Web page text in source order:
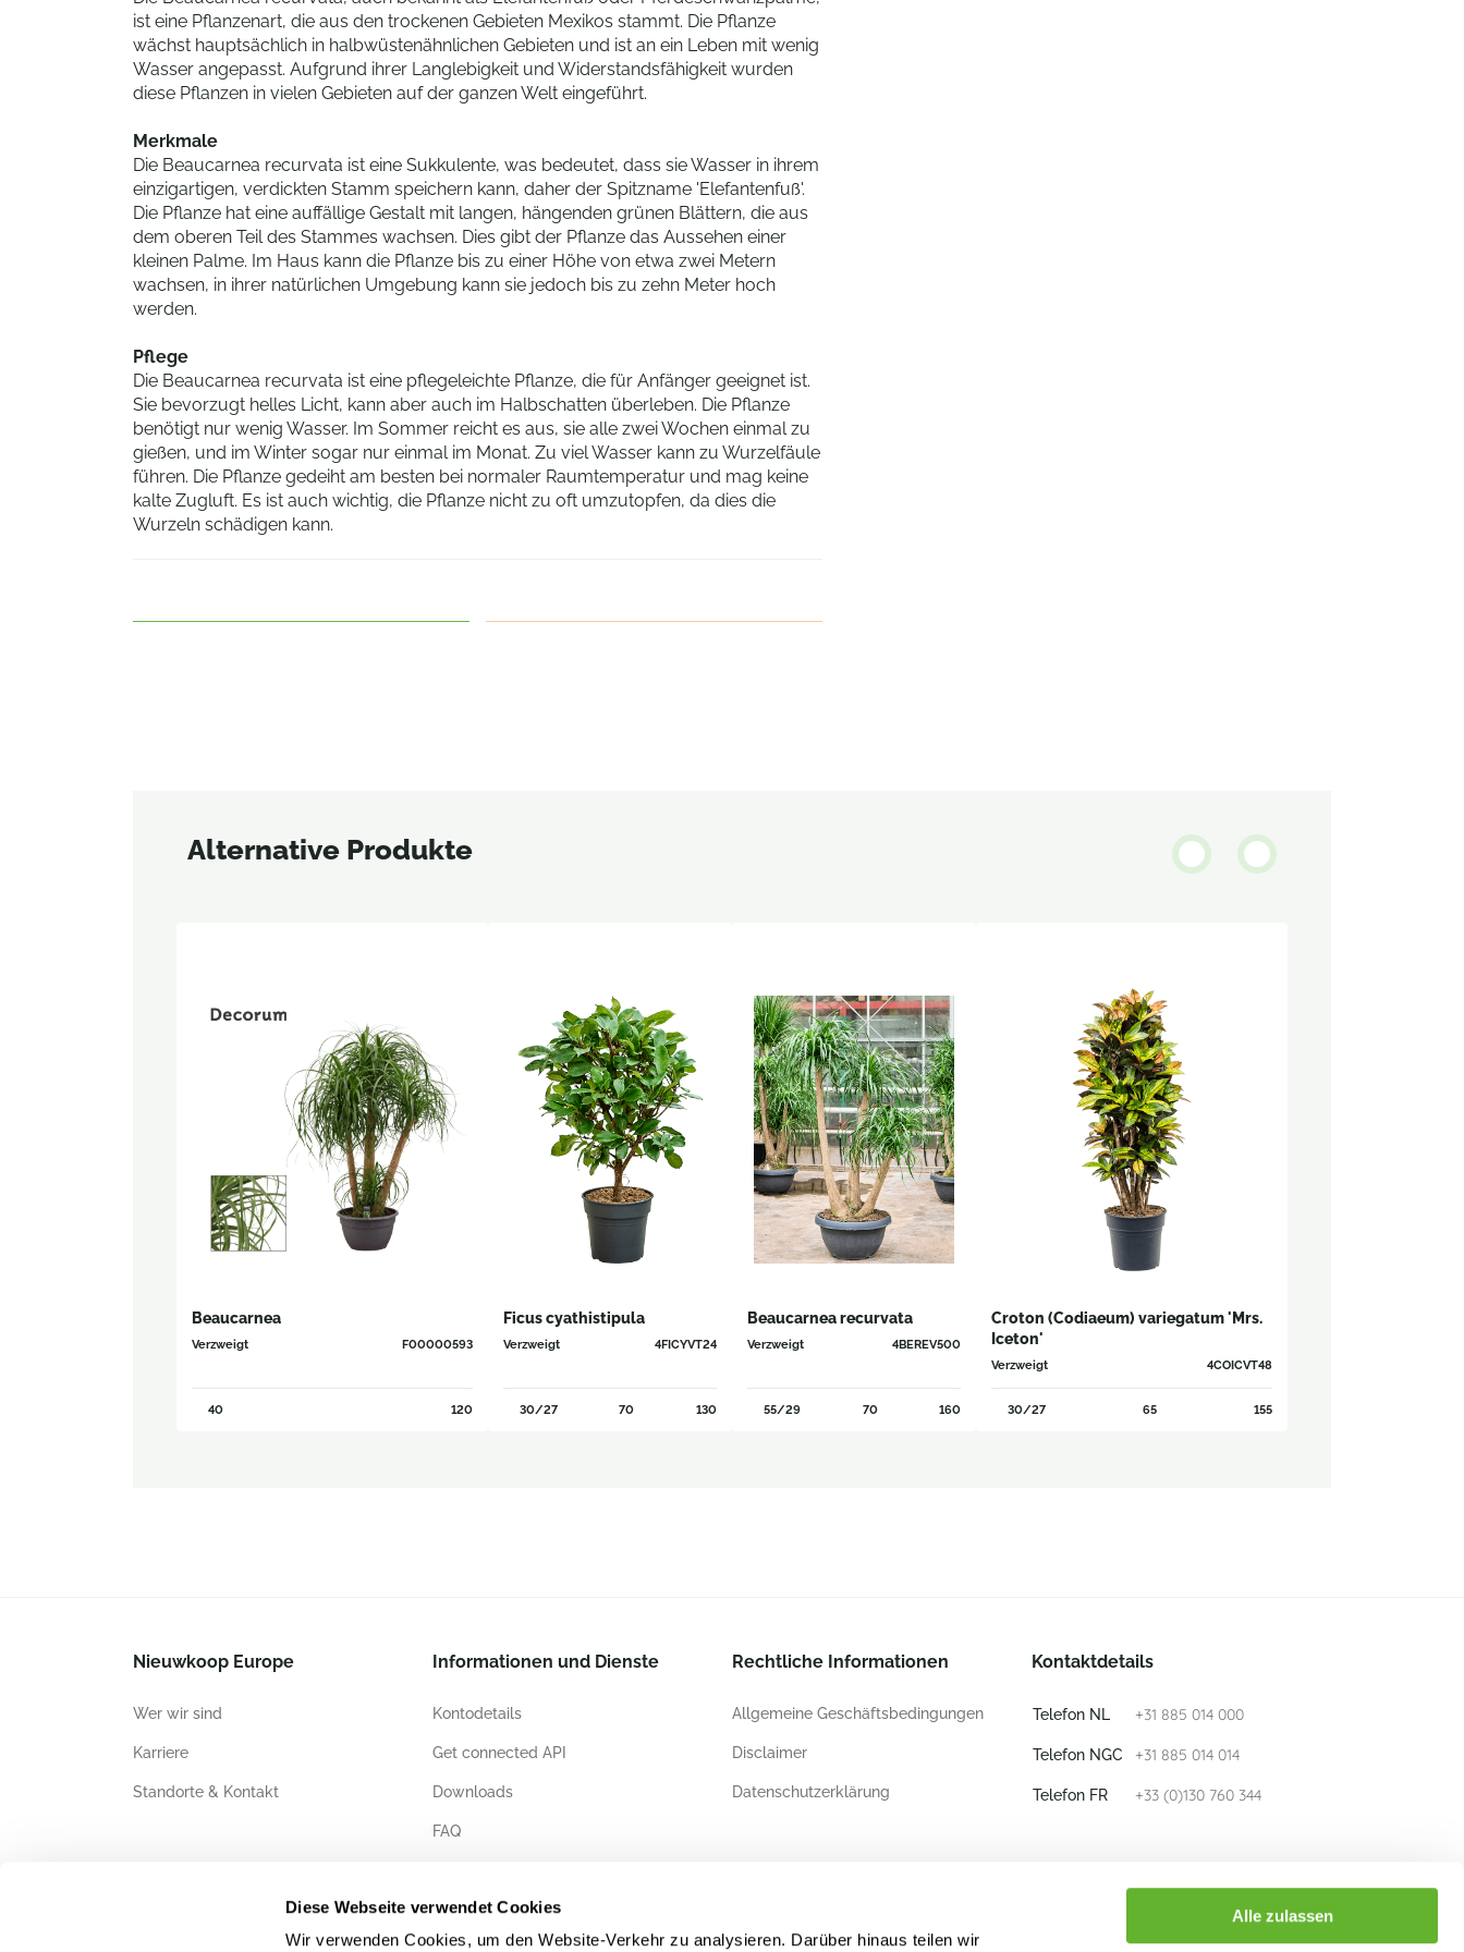
Diese Webseite verwendet Cookies
Wir verwenden Cookies, um den Website-Verkehr zu analysieren. Darüber hinaus teilen wir
Alle zulassen
ist eine Pflanzenart, die aus den trockenen Gebieten Mexikos stammt. Die Pflanze
wächst hauptsächlich in halbwüstenähnlichen Gebieten und ist an ein Leben mit wenig
Wasser angepasst. Aufgrund ihrer Langlebigkeit und Widerstandsfähigkeit wurden
diese Pflanzen in vielen Gebieten auf der ganzen Welt eingeführt.
Merkmale
Die Beaucarnea recurvata ist eine Sukkulente, was bedeutet, dass sie Wasser in ihrem
einzigartigen, verdickten Stamm speichern kann, daher der Spitzname 'Elefantenfuß'.
Die Pflanze hat eine auffällige Gestalt mit langen, hängenden grünen Blättern, die aus
dem oberen Teil des Stammes wachsen. Dies gibt der Pflanze das Aussehen einer
kleinen Palme. Im Haus kann die Pflanze bis zu einer Höhe von etwa zwei Metern
wachsen, in ihrer natürlichen Umgebung kann sie jedoch bis zu zehn Meter hoch
werden.
Pflege
Die Beaucarnea recurvata ist eine pflegeleichte Pflanze, die für Anfänger geeignet ist.
Sie bevorzugt helles Licht, kann aber auch im Halbschatten überleben. Die Pflanze
benötigt nur wenig Wasser. Im Sommer reicht es aus, sie alle zwei Wochen einmal zu
gießen, und im Winter sogar nur einmal im Monat. Zu viel Wasser kann zu Wurzelfäule
führen. Die Pflanze gedeiht am besten bei normaler Raumtemperatur und mag keine
kalte Zugluft. Es ist auch wichtig, die Pflanze nicht zu oft umzutopfen, da dies die
Wurzeln schädigen kann.
Alternative Produkte
Beaucarnea
Verzweigt F00000593
40 120
Ficus cyathistipula
Verzweigt 4FICYVT24
30/27 70 130
Beaucarnea recurvata
Verzweigt 4BEREV500
55/29 70 160
Croton (Codiaeum) variegatum 'Mrs.
Iceton'
Verzweigt 4COICVT48
30/27 65 155
Nieuwkoop Europe
Wer wir sind
Karriere
Standorte & Kontakt
Informationen und Dienste
Kontodetails
Get connected API
Downloads
FAQ
Rechtliche Informationen
Allgemeine Geschäftsbedingungen
Disclaimer
Datenschutzerklärung
Kontaktdetails
Telefon NL +31 885 014 000
Telefon NGC +31 885 014 014
Telefon FR +33 (0)130 760 344
info@nieuwkoop-europe.com